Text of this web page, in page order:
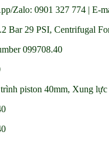
Zalo: 0901 327 774 | E-
Bar 29 PSI, Centrifugal
099708.40
piston 40mm, Xung